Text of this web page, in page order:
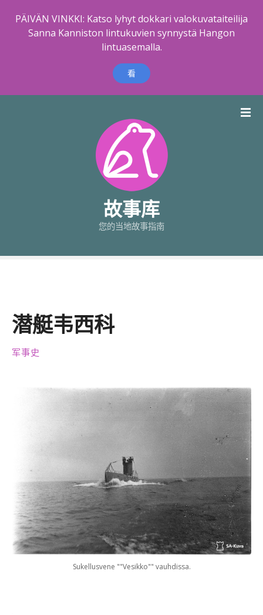
PÄIVÄN VINKKI: Katso lyhyt dokkari valokuvataiteilija
Sanna Kanniston lintukuvien synnystä Hangon
lintuasemalla.
看
故事库
您的当地故事指南
潜艇韦西科
军事史
Sukellusvene ""Vesikko"" vauhdissa.